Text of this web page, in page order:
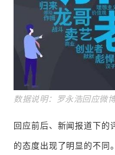
数据说明：罗永浩回应微
回应前后、新闻报道下的
的态度出现了明显的不同